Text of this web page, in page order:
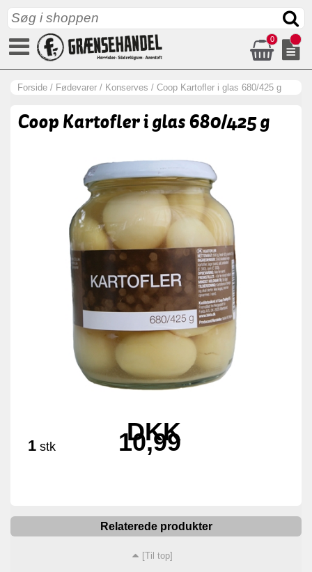
0
Forside / Fødevarer / Konserves / Coop Kartofler i glas 680/425 g
Coop Kartofler i glas 680/425 g
1 stk
DKK
10,99
Relaterede produkter
[Til top]